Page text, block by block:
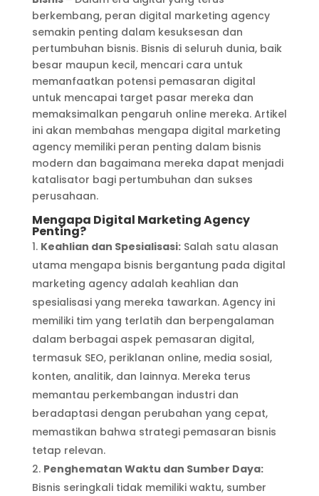
berkembang, peran digital marketing agency
semakin penting dalam kesuksesan dan
pertumbuhan bisnis. Bisnis di seluruh dunia, baik
besar maupun kecil, mencari cara untuk
memanfaatkan potensi pemasaran digital
untuk mencapai target pasar mereka dan
memaksimalkan pengaruh online mereka. Artikel
ini akan membahas mengapa digital marketing
agency memiliki peran penting dalam bisnis
modern dan bagaimana mereka dapat menjadi
katalisator bagi pertumbuhan dan sukses
perusahaan.
Mengapa Digital Marketing Agency
Penting?
Keahlian dan Spesialisasi:Salah satu alasan
utama mengapa bisnis bergantung pada digital
marketing agency adalah keahlian dan
spesialisasi yang mereka tawarkan. Agency ini
memiliki tim yang terlatih dan berpengalaman
dalam berbagai aspek pemasaran digital,
termasuk SEO, periklanan online, media sosial,
konten, analitik, dan lainnya. Mereka terus
memantau perkembangan industri dan
beradaptasi dengan perubahan yang cepat,
memastikan bahwa strategi pemasaran bisnis
tetap relevan.
Penghematan Waktu dan Sumber Daya:
Bisnis seringkali tidak memiliki waktu, sumber